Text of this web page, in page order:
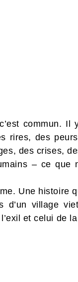
commun. Il
rires, des
des crises,
– ce que
Une histoire
d’un village
et celui de